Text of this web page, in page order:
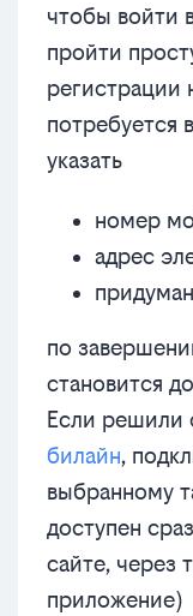
чтобы войти
пройти
регистрации
потребуется
указать
номер
адрес
по
становится
Если решили
билайн,
выбранному
доступен
сайте, через
приложение)